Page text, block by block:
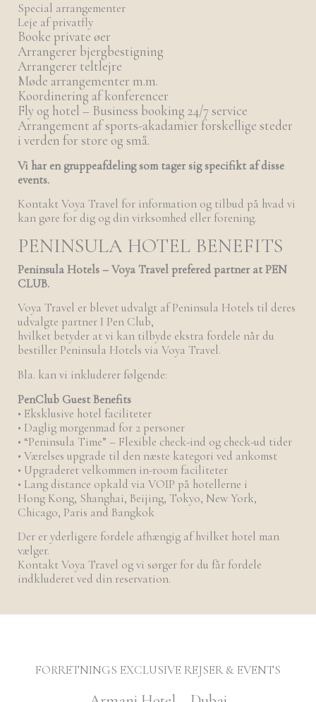
Special arrangementer
Leje af privatfly
Booke private øer
Arrangerer bjergbestigning
Arrangerer teltlejre
Møde arrangementer m.m.
Koordinering af konferencer
Fly og hotel – Business booking 24/7 service
Arrangement af sports-akadamier forskellige steder
i verden for store og små.
Vi har en gruppeafdeling som tager sig specifikt af disse
events.
Kontakt Voya Travel for information og tilbud på hvad vi
kan gøre for dig og din virksomhed eller forening.
PENINSULA HOTEL BENEFITS
Peninsula Hotels – Voya Travel prefered partner at PEN
CLUB.
Voya Travel er blevet udvalgt af Peninsula Hotels til deres
udvalgte partner I Pen Club,
hvilket betyder at vi kan tilbyde ekstra fordele når du
bestiller Peninsula Hotels via Voya Travel.
Bla. kan vi inkluderer følgende:
PenClub Guest Benefits
• Eksklusive hotel faciliteter
• Daglig morgenmad for 2 personer
• “Peninsula Time” – Flexible check-ind og check-ud tider
• Værelses upgrade til den næste kategori ved ankomst
• Upgraderet velkommen in-room faciliteter
• Lang distance opkald via VOIP på hotellerne i
Hong Kong, Shanghai, Beijing, Tokyo, New York,
Chicago, Paris and Bangkok
Der er yderligere fordele afhængig af hvilket hotel man
vælger.
Kontakt Voya Travel og vi sørger for du får fordele
indkluderet ved din reservation.
FORRETNINGS EXCLUSIVE REJSER & EVENTS